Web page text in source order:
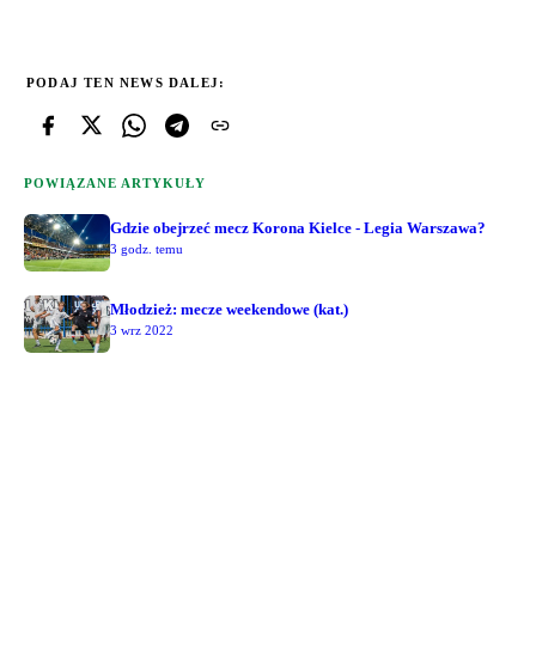
PODAJ TEN NEWS DALEJ:
POWIĄZANE ARTYKUŁY
Gdzie obejrzeć mecz Korona Kielce - Legia Warszawa?
3 godz. temu
Młodzież: mecze weekendowe (kat.)
3 wrz 2022